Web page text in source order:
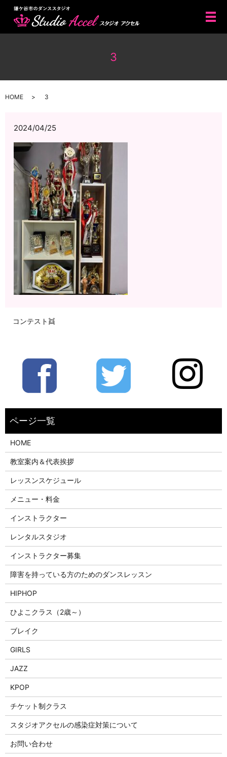
メ
3
HOME 3
2024/04/25
コンテスト👯
HOME
教室案内＆代表挨拶
レッスンスケジュール
メニュー・料金
インストラクター
レンタルスタジオ
インストラクター募集
障害を持っている方のためのダンスレッスン
HIPHOP
ひよこクラス（2歳～）
ブレイク
GIRLS
JAZZ
KPOP
チケット制クラス
スタジオアクセルの感染症対策について
お問い合わせ